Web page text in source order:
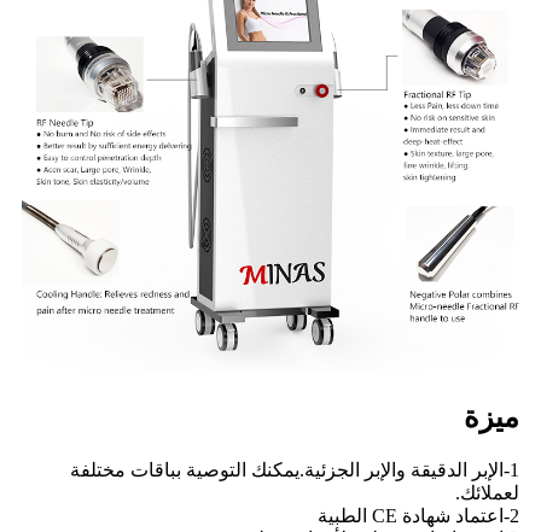
ميزة
1-الإبر الدقيقة والإبر الجزئية.يمكنك التوصية بباقات مختلفة
لعملائك.
2-اعتماد شهادة CE الطبية